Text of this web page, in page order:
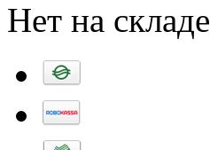
Нет на складе